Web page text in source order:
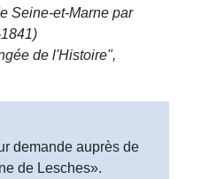
Seine-et-Marne par
de l'Histoire",
demande auprès de
de Lesches».